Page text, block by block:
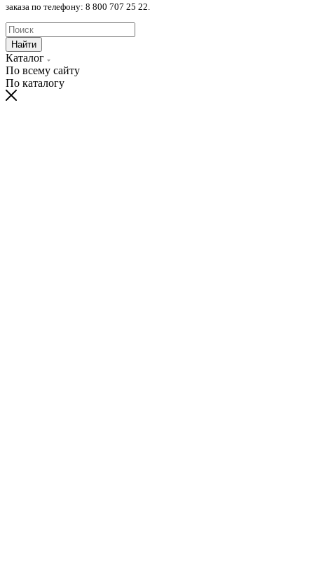
заказа по телефону: 8 800 707 25 22.
Найти
Каталог
По всему сайту
По каталогу